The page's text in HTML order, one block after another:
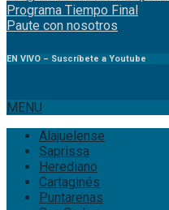
Programa Tiempo Final
Paute con nosotros
EN VIVO – Suscríbete a Youtube
MENU
Alajuelense
Saprissa
Herediano
Cartaginés
Puntarenas